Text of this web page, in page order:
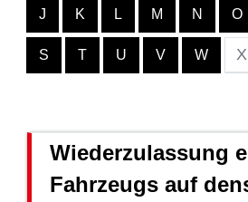
J K L M N O
S T U V W X
Wiederzulassung
Fahrzeugs auf